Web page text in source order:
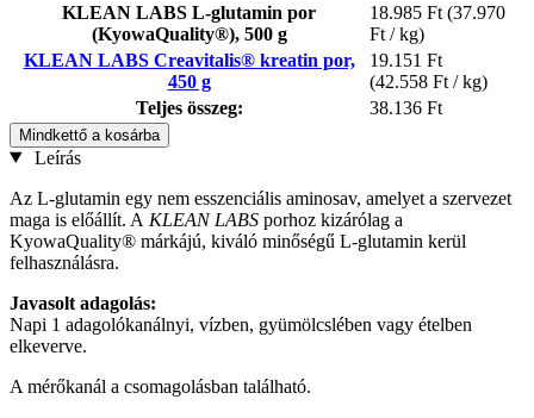
KLEAN LABS L-glutamin por
(KyowaQuality®), 500 g
18.985 Ft (37.970
Ft / kg)
KLEAN LABS Creavitalis® kreatin por,
450 g
19.151 Ft
(42.558 Ft / kg)
Teljes összeg:
38.136 Ft
Mindkettő a kosárba
Leírás
Az L-glutamin egy nem esszenciális aminosav, amelyet a szervezet
maga is előállít. A KLEAN LABS porhoz kizárólag a
KyowaQuality® márkájú, kiváló minőségű L-glutamin kerül
felhasználásra.
Javasolt adagolás:
Napi 1 adagolókanálnyi, vízben, gyümölcslében vagy ételben
elkeverve.
A mérőkanál a csomagolásban található.